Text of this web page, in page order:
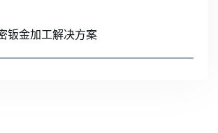
钣金加工解决方案